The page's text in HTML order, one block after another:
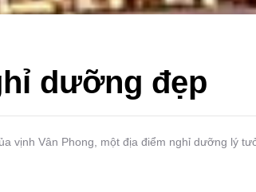
dưỡng đẹp
vịnh Vân Phong, một địa điểm nghỉ dưỡng lý